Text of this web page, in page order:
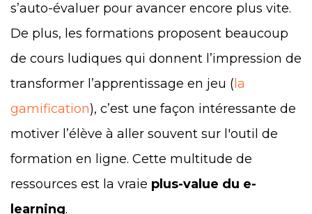
s’auto-évaluer pour avancer encore plus vite.
De plus, les formations proposent beaucoup
de cours ludiques qui donnent l’impression de
transformer l’apprentissage en jeu (la
gamification), c’est une façon intéressante de
motiver l’élève à aller souvent sur l'outil de
formation en ligne. Cette multitude de
ressources est la vraie plus-value du e-
learning.